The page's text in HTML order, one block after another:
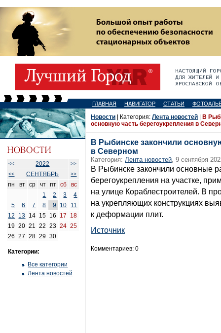
ГЛАВНАЯ НАВИГАТОР СТАТЬИ
<< 2022
>>
<<
СЕНТЯБРЬ >>
пн вт ср чт пт сб
вс
1
2 3
4
5
6 7 8 9 10
11
12
13 14 15 16 17
18
19 20 21 22 23 24 25
26
27 28 29 30
Категории:
Все категории
Лента новостей
Новости | Категория: Лента новостей
В
основную часть берегоукрепления в
В Рыбинске закончили
в Северном
Категория: Лента новостей, 9 сентября
В Рыбинске закончили основные
берегоукрепления на участке,
на улице Кораблестроителей. В
на укрепляющих конструкциях
к деформации плит.
Источник
Комментариев: 0